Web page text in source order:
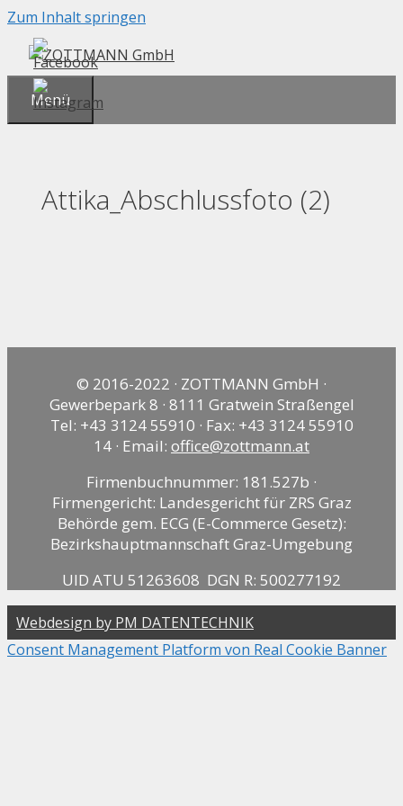
Zum Inhalt springen
Menü
Attika_Abschlussfoto (2)
© 2016-2022 · ZOTTMANN GmbH ·
Gewerbepark 8 · 8111 Gratwein Straßengel
Tel: +43 3124 55910 · Fax: +43 3124 55910
14 · Email: office@zottmann.at
Firmenbuchnummer: 181.527b ·
Firmengericht: Landesgericht für ZRS Graz
Behörde gem. ECG (E-Commerce Gesetz):
Bezirkshauptmannschaft Graz-Umgebung
UID ATU 51263608 DGN R: 500277192
Webdesign by PM DATENTECHNIK
Consent Management Platform von Real Cookie Banner